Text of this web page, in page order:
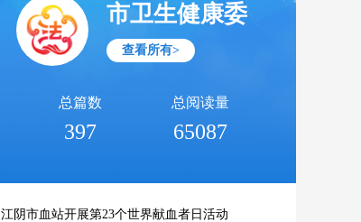
市卫生健康委
查看所有>
总篇数
397
总阅读量
65087
江阴市血站开展第23个世界献血者日活动